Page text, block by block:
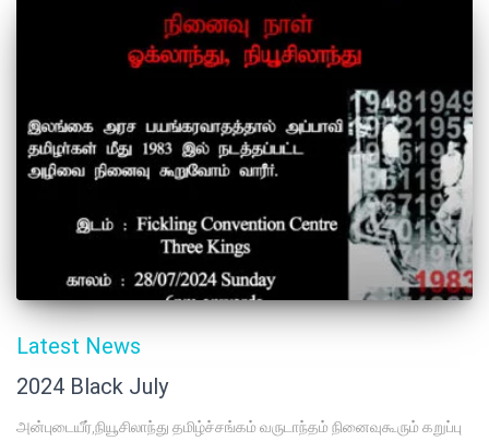
Latest News
2024 Black July
அன்புடையீர்,நியூசிலாந்து தமிழ்ச்சங்கம் வருடாந்தம் நினைவுகூரும் கறுப்பு